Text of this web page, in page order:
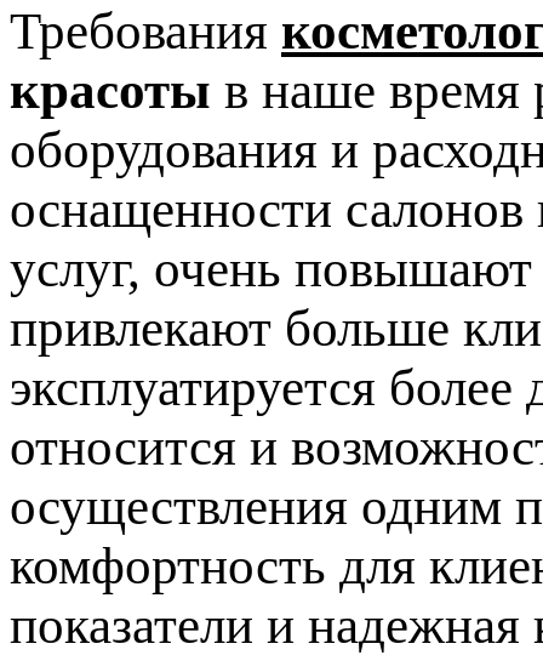
Требования
красоты в наше время
оборудования и
оснащенности салонов
услуг, очень
привлекают больше
эксплуатируется
относится и
осуществления одним
комфортность для
показатели и надежная